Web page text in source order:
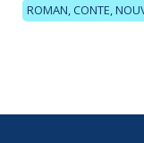
ROMAN, CONTE,